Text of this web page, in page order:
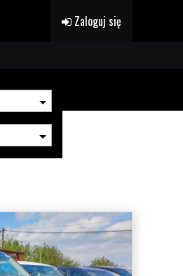
Zaloguj się